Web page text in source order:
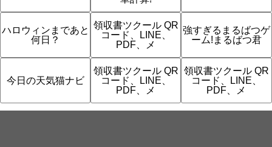
ハロウィンまであと
何日？
領収書ツクール QR
コード、LINE、
PDF、メ
強すぎるまるばつゲ
ーム!まるばつ君
今日の天気猫ナビ
領収書ツクール QR
コード、LINE、
PDF、メ
領収書ツクール QR
コード、LINE、
PDF、メ